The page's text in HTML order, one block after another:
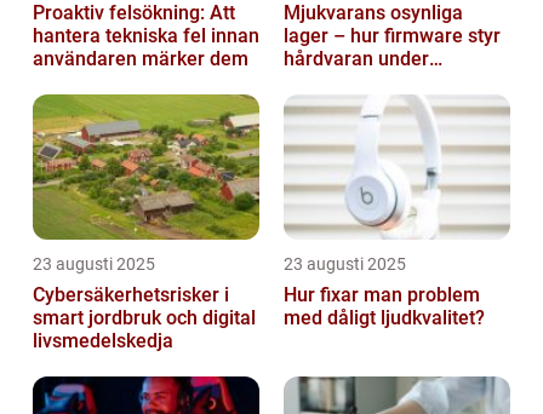
Proaktiv felsökning: Att
hantera tekniska fel innan
användaren märker dem
Mjukvarans osynliga
lager – hur firmware styr
hårdvaran under
23 augusti 2025
Cybersäkerhetsrisker i
smart jordbruk och digital
livsmedelskedja
23 augusti 2025
Hur fixar man problem
med dåligt ljudkvalitet?